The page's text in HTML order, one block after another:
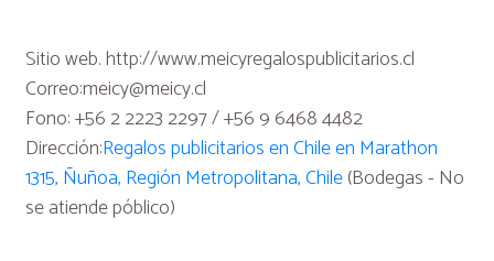
Sitio web. http://www.meicyregalospublicitarios.cl
Correo:meicy@meicy.cl
Fono: +56 2 2223 2297 / +56 9 6468 4482
Dirección:Regalos publicitarios en Chile en Marathon
1315, Ñuñoa, Región Metropolitana, Chile(Bodegas - No
se atiende póblico)